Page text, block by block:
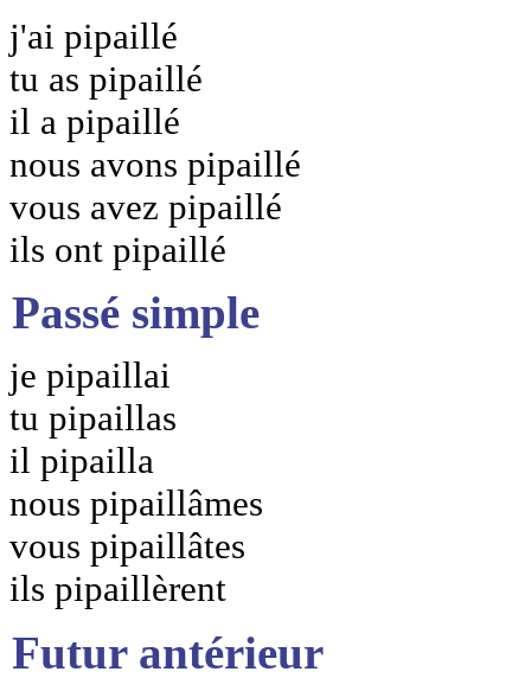
j'ai pipaillé
tu as pipaillé
il a pipaillé
nous avons pipaillé
vous avez pipaillé
ils ont pipaillé
Passé simple
je pipaillai
tu pipaillas
il pipailla
nous pipaillâmes
vous pipaillâtes
ils pipaillèrent
Futur antérieur